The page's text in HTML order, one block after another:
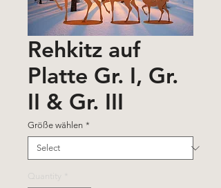
Rehkitz auf
Platte Gr. I, Gr.
II & Gr. III
Größe wählen *
Quantity